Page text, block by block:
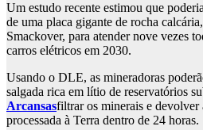
Um estudo recente estimou que
de uma placa gigante de rocha
Smackover, para atender nove vezes
carros elétricos em 2030.
Usando o DLE, as mineradoras
salgada rica em lítio de reservatórios
Arcansasfiltrar os minerais e devolver
processada à Terra dentro de 24 horas.